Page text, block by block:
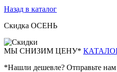
Назад в каталог
Скидка ОСЕНЬ
МЫ СНИЗИМ ЦЕНУ*
*Нашли дешевле? Отправьте нам